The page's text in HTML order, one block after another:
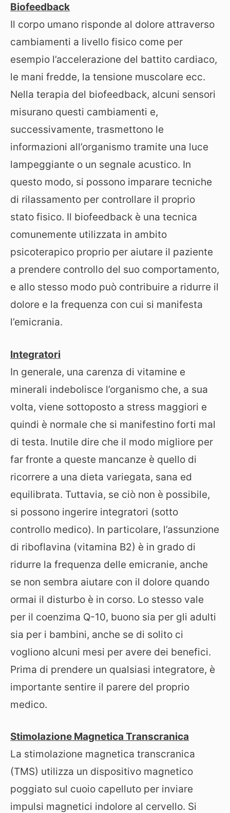
Biofeedback
Il corpo umano risponde al dolore attraverso
cambiamenti a livello fisico come per
esempio l’accelerazione del battito cardiaco,
le mani fredde, la tensione muscolare ecc.
Nella terapia del biofeedback, alcuni sensori
misurano questi cambiamenti e,
successivamente, trasmettono le
informazioni all’organismo tramite una luce
lampeggiante o un segnale acustico. In
questo modo, si possono imparare tecniche
di rilassamento per controllare il proprio
stato fisico. Il biofeedback è una tecnica
comunemente utilizzata in ambito
psicoterapico proprio per aiutare il paziente
a prendere controllo del suo comportamento,
e allo stesso modo può contribuire a ridurre il
dolore e la frequenza con cui si manifesta
l’emicrania.
Integratori
In generale, una carenza di vitamine e
minerali indebolisce l’organismo che, a sua
volta, viene sottoposto a stress maggiori e
quindi è normale che si manifestino forti mal
di testa. Inutile dire che il modo migliore per
far fronte a queste mancanze è quello di
ricorrere a una dieta variegata, sana ed
equilibrata. Tuttavia, se ciò non è possibile,
si possono ingerire integratori (sotto
controllo medico). In particolare, l’assunzione
di riboflavina (vitamina B2) è in grado di
ridurre la frequenza delle emicranie, anche
se non sembra aiutare con il dolore quando
ormai il disturbo è in corso. Lo stesso vale
per il coenzima Q-10, buono sia per gli adulti
sia per i bambini, anche se di solito ci
vogliono alcuni mesi per avere dei benefici.
Prima di prendere un qualsiasi integratore, è
importante sentire il parere del proprio
medico.
Stimolazione Magnetica Transcranica
La stimolazione magnetica transcranica
(TMS) utilizza un dispositivo magnetico
poggiato sul cuoio capelluto per inviare
impulsi magnetici indolore al cervello. Si